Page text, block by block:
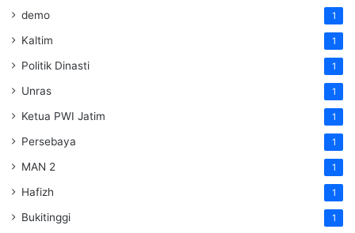
demo 1
Kaltim 1
Politik Dinasti 1
Unras 1
Ketua PWI Jatim 1
Persebaya 1
MAN 2 1
Hafizh 1
Bukitinggi 1